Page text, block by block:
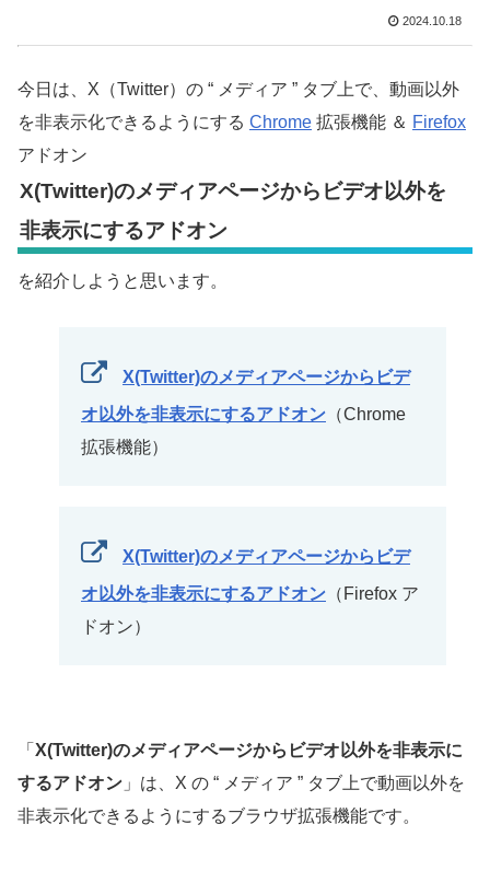
2024.10.18
今日は、X（Twitter）の “ メディア ” タブ上で、動画以外
を非表示化できるようにする Chrome 拡張機能 ＆ Firefox
アドオン
X(Twitter)のメディアページからビデオ以外を
非表示にするアドオン
を紹介しようと思います。
X(Twitter)のメディアページからビデ
オ以外を非表示にするアドオン （Chrome
拡張機能）
X(Twitter)のメディアページからビデ
オ以外を非表示にするアドオン （Firefox ア
ドオン）
「 X(Twitter)のメディアページからビデオ以外を非表示に
するアドオン 」は、X の “ メディア ” タブ上で動画以外を
非表示化できるようにするブラウザ拡張機能です。